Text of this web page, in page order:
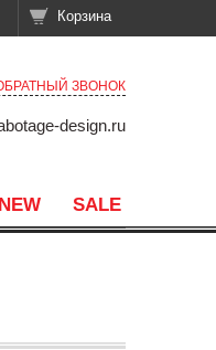
Корзина
NEW SALE
ЗВОНОК
design.ru